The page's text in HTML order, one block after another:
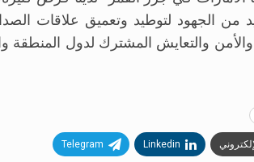
من الجهود لتوطيد وتعميق علاقات
والتعايش المشترك لدول المنطقة
Linkedin
Telegram